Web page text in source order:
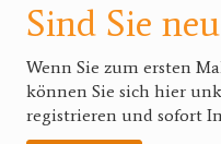
Sind Sie
Wenn Sie zum ersten
können Sie sich hier
registrieren und sofort